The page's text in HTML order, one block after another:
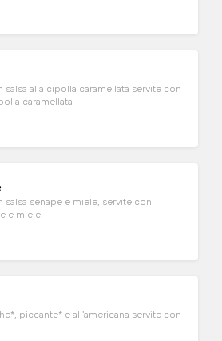
salsa alla cipolla caramellata servite con
caramellata
salsa senape e miele, servite con
e miele
piccante* e all'americana servite con